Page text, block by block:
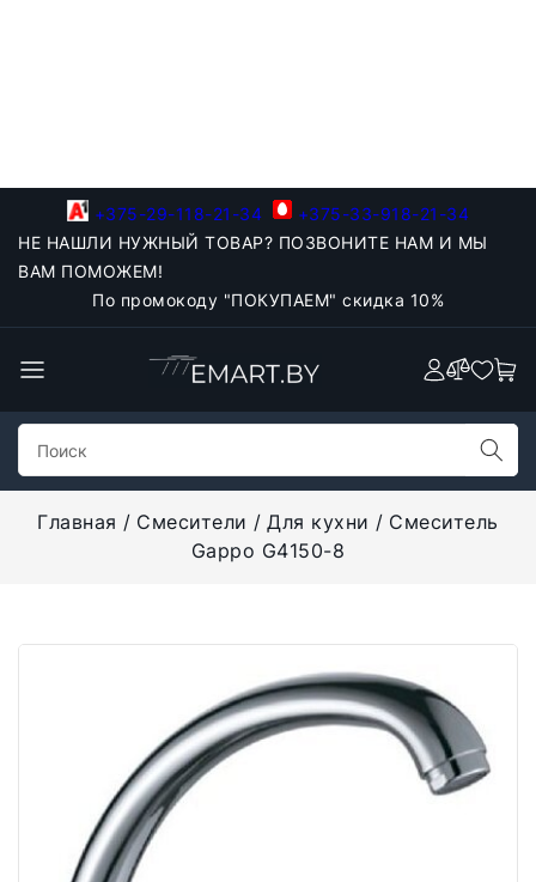
+375-29-118-21-34
+375-33-918-21-34
НЕ НАШЛИ НУЖНЫЙ ТОВАР? ПОЗВОНИТЕ НАМ И МЫ
ВАМ ПОМОЖЕМ!
По промокоду "ПОКУПАЕМ" скидка 10%
Главная Смесители Для кухни
Смеситель
Gappo G4150-8